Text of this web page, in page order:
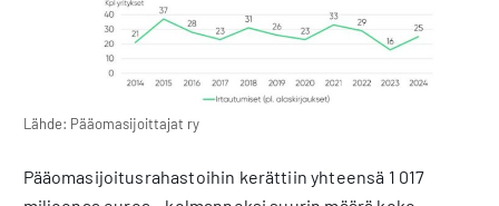
Lähde: Pääomasijoittajat ry
Pääomasijoitusrahastoihin kerättiin yhteensä 1 017